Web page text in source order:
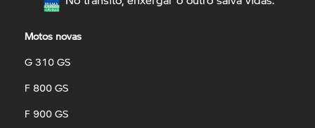
Motos novas
G 310 GS
F 800 GS
F 900 GS